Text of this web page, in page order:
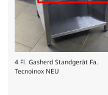
4 Fl. Gasherd Standgerät Fa.
Tecnoinox NEU